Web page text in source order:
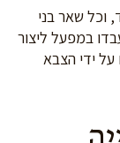
וכל שאר בני
במפעל ליצור
על ידי הצבא